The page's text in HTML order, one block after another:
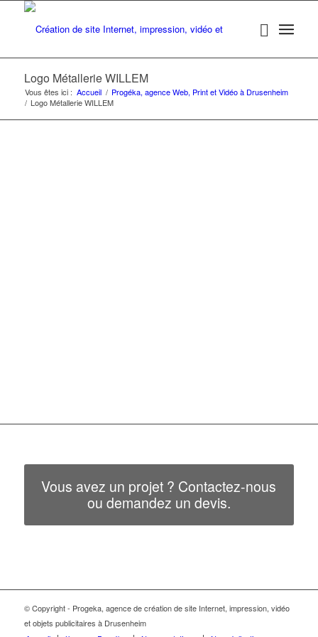
Logo Métallerie WILLEM
Vous êtes ici : Accueil / Progéka, agence Web, Print et Vidéo à Drusenheim
/ Logo Métallerie WILLEM
Vous avez un projet ? Contactez-nous
ou demandez un devis.
© Copyright - Progeka, agence de création de site Internet, impression, vidéo
et objets publicitaires à Drusenheim